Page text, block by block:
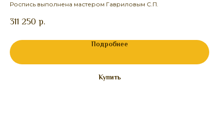
Роспись выполнена мастером Гавриловым С.П.
311 250 р.
Подробнее
Купить